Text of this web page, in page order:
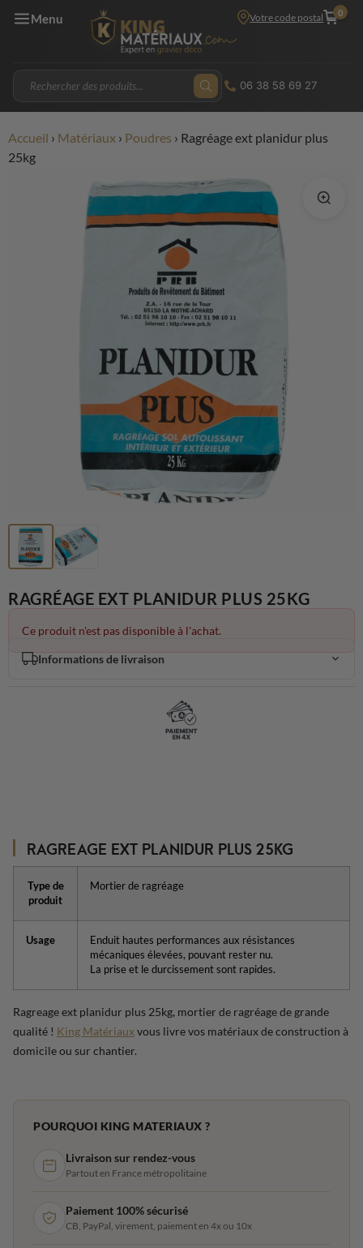
Menu Votre code postal 0
06 38 58 69 27
Accueil › Matériaux › Poudres › Ragréage ext planidur plus
25kg
RAGRÉAGE EXT PLANIDUR PLUS 25KG
Ce produit n'est pas disponible à l'achat.
Informations de livraison
RAGREAGE EXT PLANIDUR PLUS 25KG
Type de
produit
Mortier de ragréage
Usage
Enduit hautes performances aux résistances
mécaniques élevées, pouvant rester nu.
La prise et le durcissement sont rapides.
Ragreage ext planidur plus 25kg, mortier de ragréage de grande
qualité ! King Matériauxvous livre vos matériaux de construction à
domicile ou sur chantier.
POURQUOI KING MATERIAUX ?
Livraison sur rendez-vous
Partout en France métropolitaine
Paiement 100% sécurisé
CB, PayPal, virement, paiement en 4x ou 10x